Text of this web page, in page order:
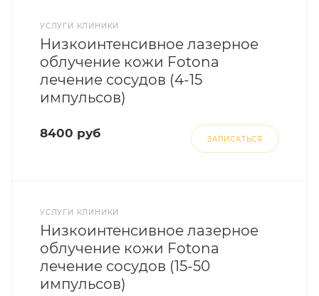
УСЛУГИ КЛИНИКИ
Низкоинтенсивное лазерное
облучение кожи Fotona
лечение сосудов (4-15
импульсов)
8400 руб ЗАПИСАТЬСЯ
УСЛУГИ КЛИНИКИ
Низкоинтенсивное лазерное
облучение кожи Fotona
лечение сосудов (15-50
импульсов)